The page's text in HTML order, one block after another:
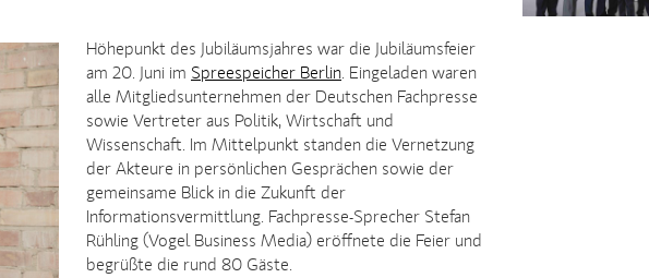
Höhepunkt des Jubiläumsjahres war die Jubiläumsfeier
am 20. Juni im Spreespeicher Berlin. Eingeladen waren
alle Mitgliedsunternehmen der Deutschen Fachpresse
sowie Vertreter aus Politik, Wirtschaft und
Wissenschaft. Im Mittelpunkt standen die Vernetzung
der Akteure in persönlichen Gesprächen sowie der
gemeinsame Blick in die Zukunft der
Informationsvermittlung. Fachpresse-Sprecher Stefan
Rühling (Vogel Business Media) eröffnete die Feier und
begrüßte die rund 80 Gäste.